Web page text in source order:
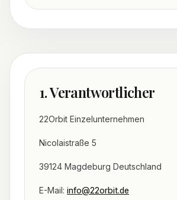
1. Verantwortlicher
22Orbit Einzelunternehmen
Nicolaistraße 5
39124 Magdeburg Deutschland
E-Mail: info@22orbit.de